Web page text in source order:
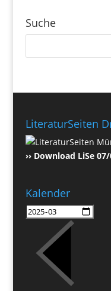
Suche
LiteraturSeiten
›› Download LiSe
Kalender